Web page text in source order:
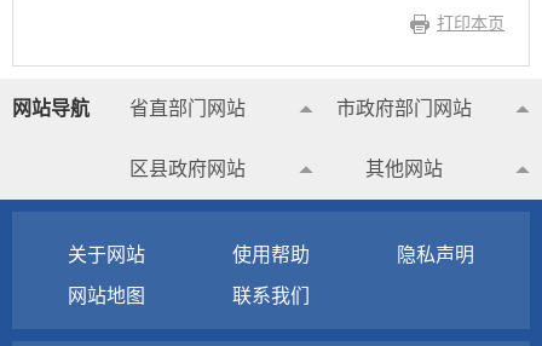
打印本页
网站导航 省直部门网站 市政府部门网站
区县政府网站 其他网站
关于网站 使用帮助
隐私声明
网站地图
联系我们